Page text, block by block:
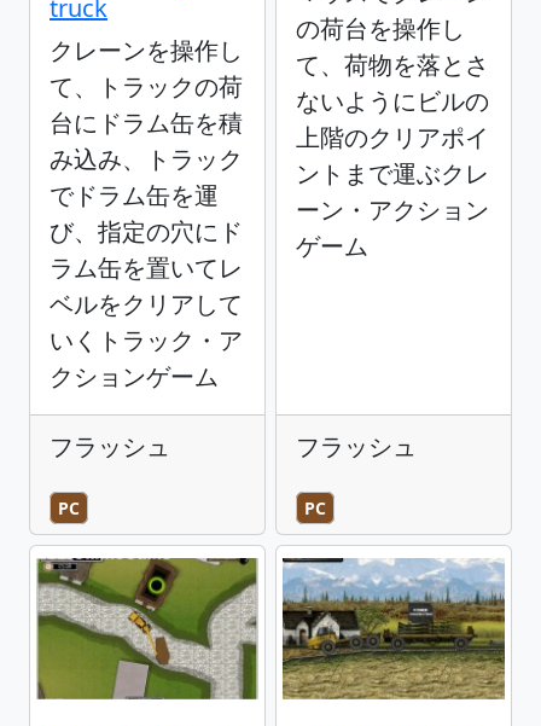
truck
クレーンを操作し
て、トラックの荷
台にドラム缶を積
み込み、トラック
でドラム缶を運
び、指定の穴にド
ラム缶を置いてレ
ベルをクリアして
いくトラック・ア
クションゲーム
フラッシュ
PC
の荷台を操作し
て、荷物を落とさ
ないようにビルの
上階のクリアポイ
ントまで運ぶクレ
ーン・アクション
ゲーム
フラッシュ
PC